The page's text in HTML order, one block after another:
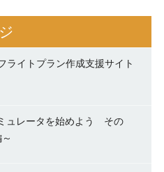
ライトプラン作成支援サイト
ュレータを始めよう その